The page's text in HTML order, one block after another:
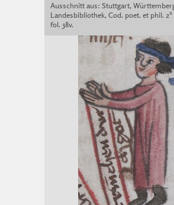
Ausschnitt aus: Stuttgart,
Landesbibliothek, Cod. poet. et phil. 2°
fol. 38v.